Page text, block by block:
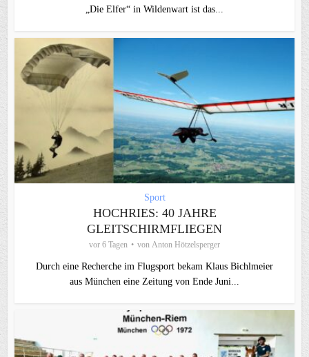
„Die Elfer“ in Wildenwart ist das...
Sport
HOCHRIES: 40 JAHRE
GLEITSCHIRMFLIEGEN
vor 6 Tagen von Anton Hötzelsperger
Durch eine Recherche im Flugsport bekam Klaus Bichlmeier
aus München eine Zeitung von Ende Juni...